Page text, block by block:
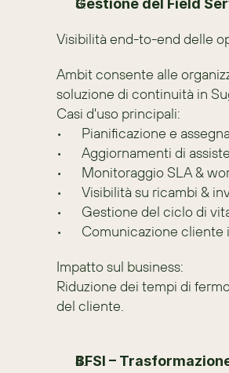
Gestione del Field
Visibilità end-to-end delle
Ambit consente alle
soluzione di continuità in
Casi d'uso principali:
•	Pianificazione e
•	Aggiornamenti di
•	Monitoraggio SLA &
•	Visibilità su ricambi &
•	Gestione del ciclo di
•	Comunicazione
Impatto sul business:
Riduzione dei tempi di
del cliente.
BFSI –